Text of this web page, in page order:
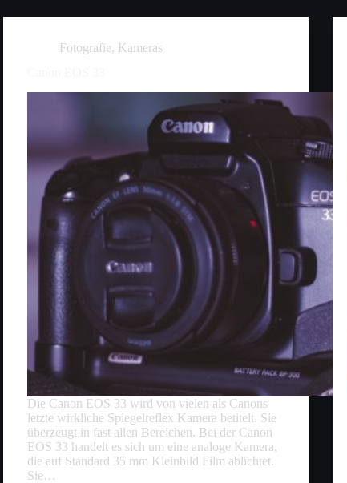
Fotografie, Kameras
Die Canon EOS 33 wird von vielen als Canons
letzte wirkliche Spiegelreflex Kamera betitelt. Sie
überzeugt in fast allen Bereichen. Bei der Canon
EOS 33 handelt es sich um eine analoge Kamera,
die auf Standard 35 mm Kleinbild Film ablichtet.
Sie…